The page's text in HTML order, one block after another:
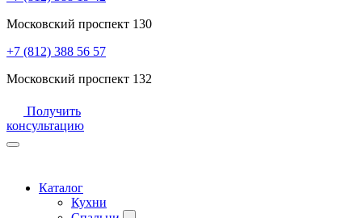
Московский проспект 130
+7 (812) 388 56 57
Московский проспект 132
Получить
консультацию
Каталог
Кухни